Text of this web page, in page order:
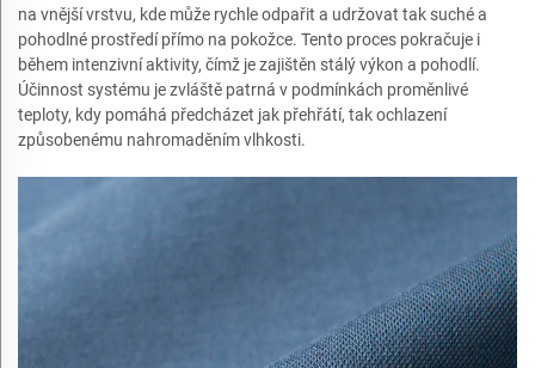
na vnější vrstvu, kde může rychle odpařit a udržovat tak suché a
pohodlné prostředí přímo na pokožce. Tento proces pokračuje i
během intenzivní aktivity, čímž je zajištěn stálý výkon a pohodlí.
Účinnost systému je zvláště patrná v podmínkách proměnlivé
teploty, kdy pomáhá předcházet jak přehřátí, tak ochlazení
způsobenému nahromaděním vlhkosti.